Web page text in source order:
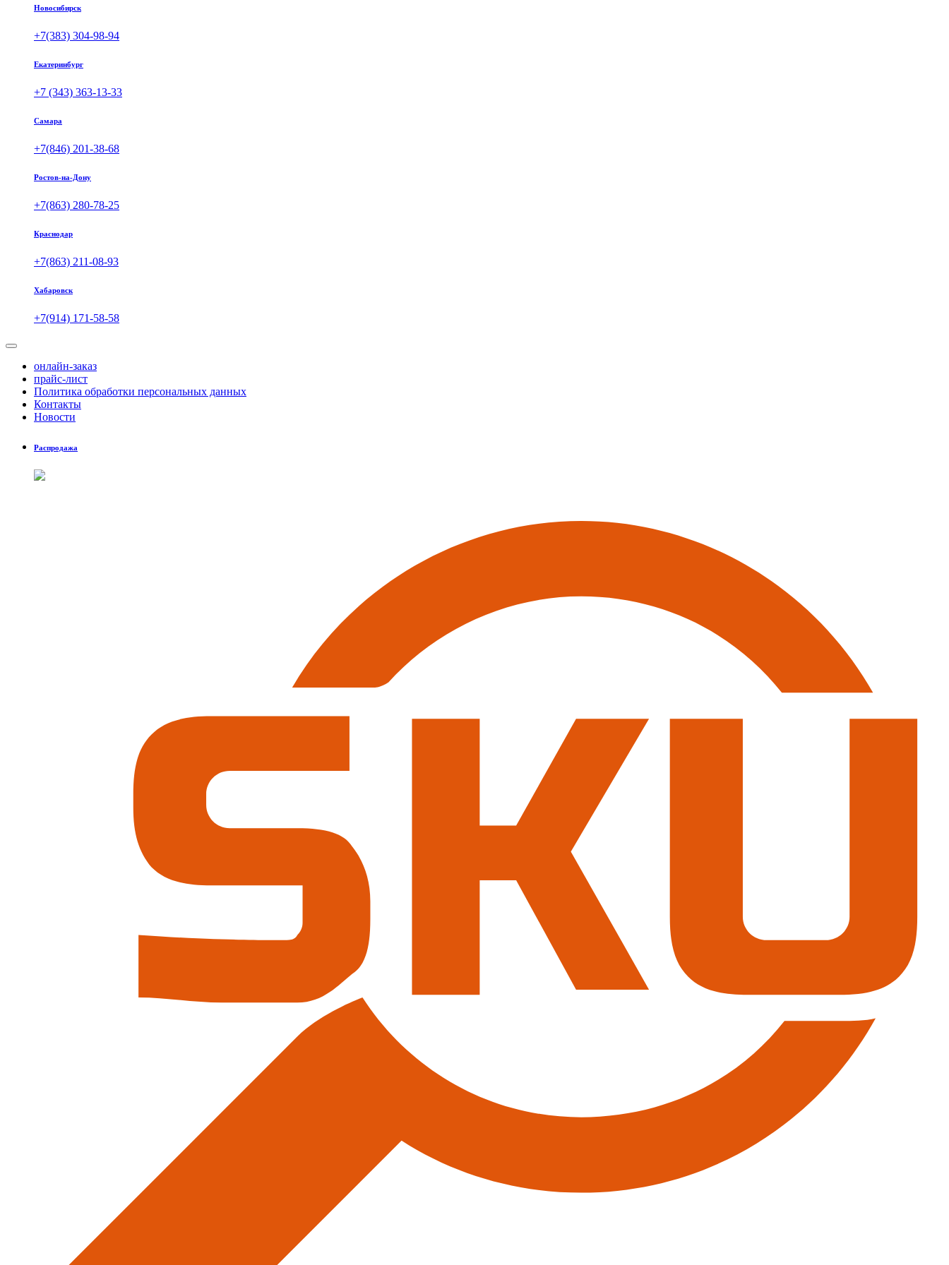
Новосибирск
+7(383) 304-98-94
Екатеринбург
+7 (343) 363-13-33
Самара
+7(846) 201-38-68
Ростов-на-Дону
+7(863) 280-78-25
Краснодар
+7(863) 211-08-93
Хабаровск
+7(914) 171-58-58
онлайн-заказ
прайс-лист
Политика обработки персональных данных
Контакты
Новости
Распродажа